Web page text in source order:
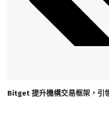
Bitget 提升機構交易框架，引